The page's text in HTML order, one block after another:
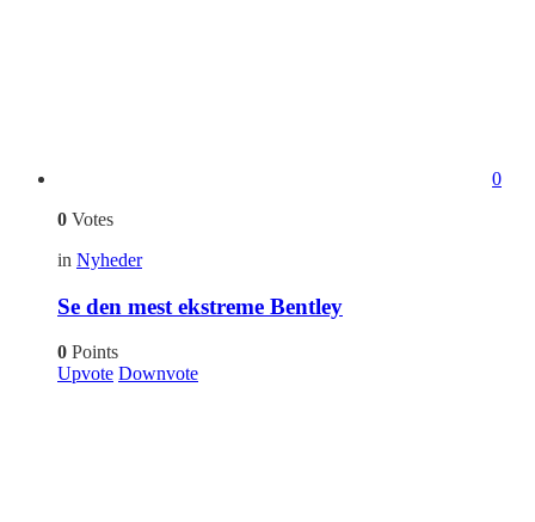
0
0 Votes
in Nyheder
Se den mest ekstreme Bentley
0 Points
Upvote Downvote